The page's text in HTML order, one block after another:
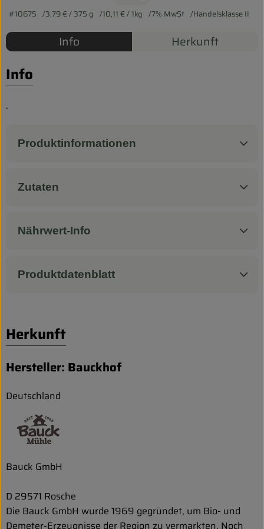
Firmenkunden
#10675 3,79 €/ 375 g 10,11 €/ 1kg 7% MwSt Handelsklasse II
Info Herkunft
Info
.
Produktinformationen
Zutaten
Nährwert-Info
Produktdatenblatt
Herkunft
Hersteller: Bauckhof
Deutschland
Bauck GmbH
D 29571 Rosche
Die Bauck GmbH wurde 1969 gegründet, um Bio- und
Demeter-Erzeugnisse der Region zu vermarkten. Noch